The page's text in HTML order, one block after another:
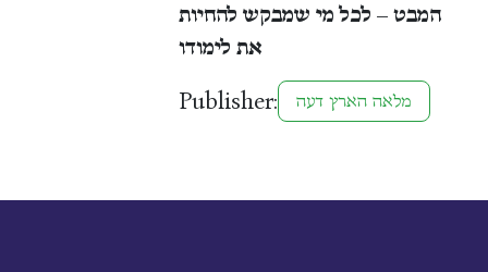
המבט – לכל מי שמבקש להחיות
את לימודו
Publisher: מלאה הארץ דעה